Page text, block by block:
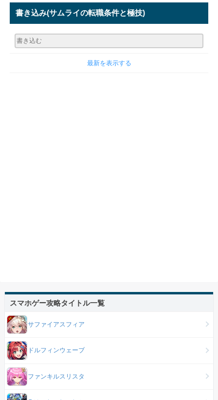
書き込み(サムライの転職条件と極技)
最新を表示する
スマホゲー攻略タイトル一覧
サファイアスフィア
ドルフィンウェーブ
ファンキルスリスタ